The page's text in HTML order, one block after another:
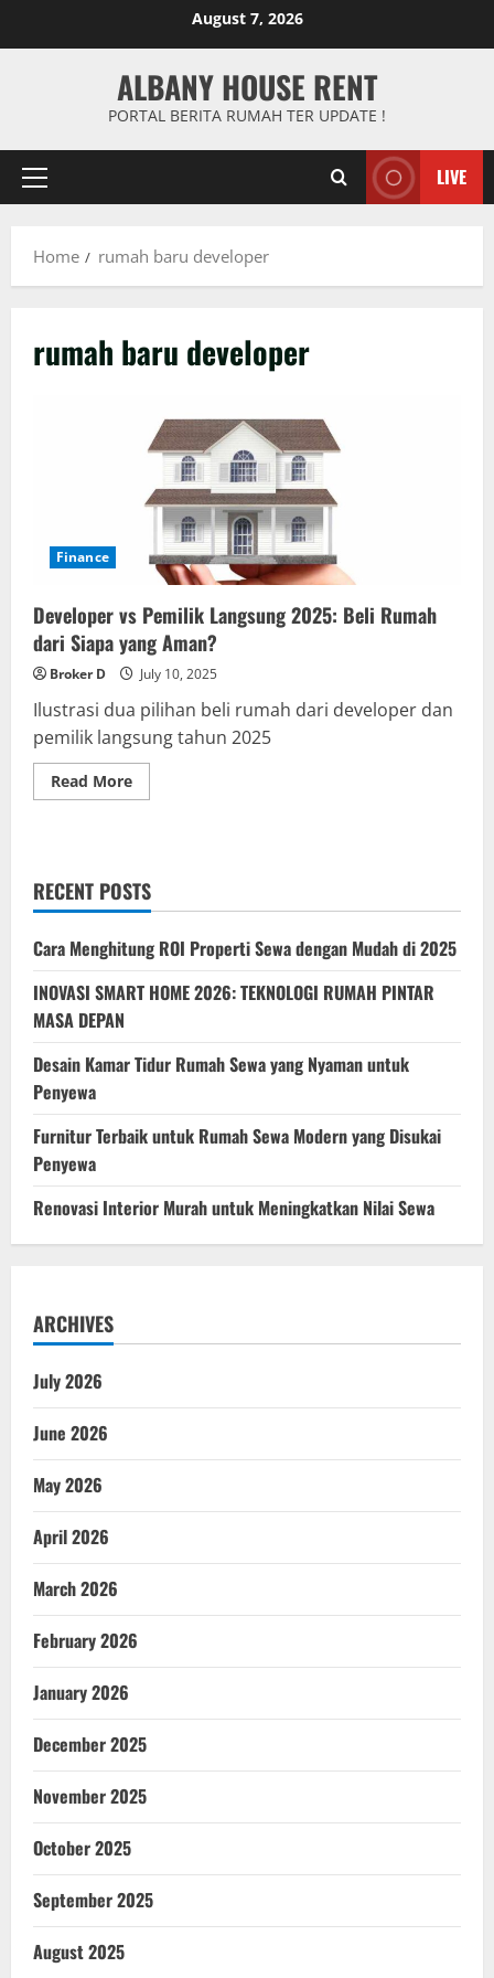
August 7, 2026
ALBANY HOUSE RENT
PORTAL BERITA RUMAH TER UPDATE !
Primary
LIVE
Home rumah baru developer
rumah baru developer
Finance
Developer vs Pemilik Langsung 2025: Beli Rumah
dari Siapa yang Aman?
Broker D July 10, 2025
Ilustrasi dua pilihan beli rumah dari developer dan
pemilik langsung tahun 2025
Read MoreRead
more
2025:
Beli
Rumah
Siapa
yang
Aman?
RECENT POSTS
Cara Menghitung ROI Properti Sewa dengan Mudah di 2025
INOVASI SMART HOME 2026: TEKNOLOGI RUMAH PINTAR
MASA DEPAN
Desain Kamar Tidur Rumah Sewa yang Nyaman untuk
Penyewa
Furnitur Terbaik untuk Rumah Sewa Modern yang Disukai
Penyewa
Renovasi Interior Murah untuk Meningkatkan Nilai Sewa
ARCHIVES
July 2026
June 2026
May 2026
April 2026
March 2026
February 2026
January 2026
December 2025
November 2025
October 2025
September 2025
August 2025